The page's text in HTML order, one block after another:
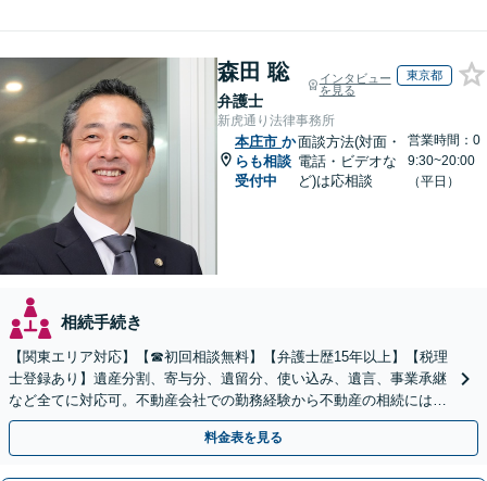
森田 聡
弁護士
インタビュー
を見る
東京都
新虎通り法律事務所
本庄市 か
らも相談
受付中
面談方法(対面・
電話・ビデオな
ど)は応相談
営業時間：0
9:30~20:00
（平日）
相続手続き
【関東エリア対応】【☎︎初回相談無料】【弁護士歴15年以上】【税理
士登録あり】遺産分割、寄与分、遺留分、使い込み、遺言、事業承継
など全てに対応可。不動産会社での勤務経験から不動産の相続には特
に的確に対応【出張サービス】【夜間・休日面談】
料金表を見る